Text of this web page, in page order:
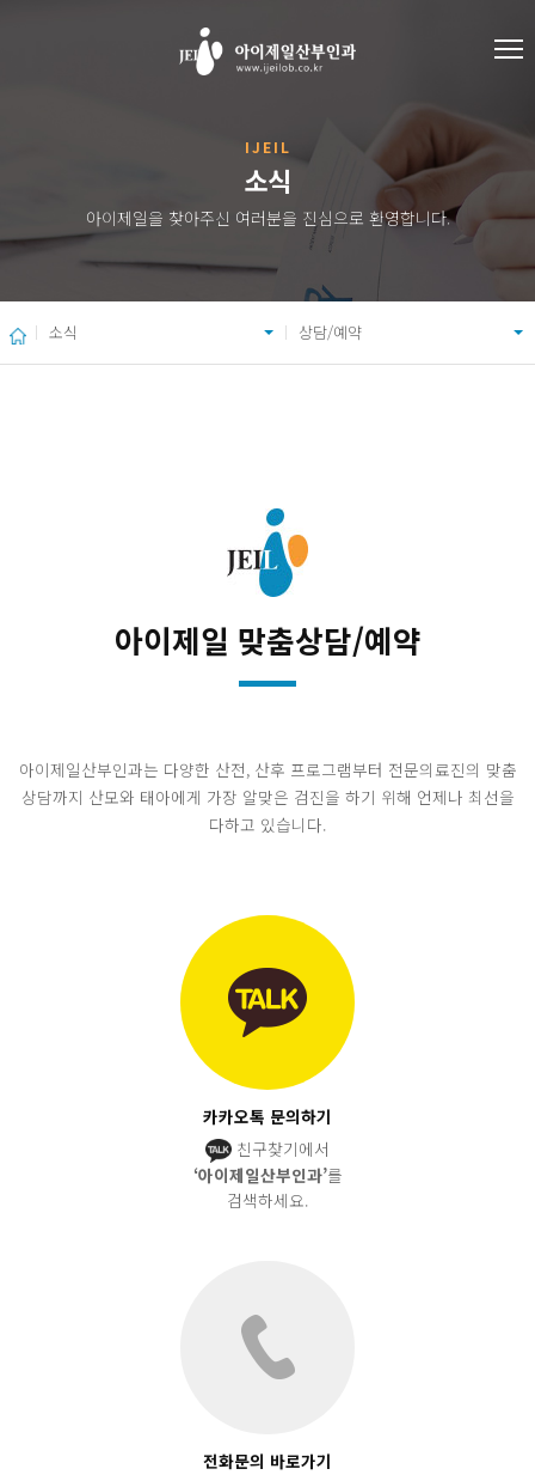
IJEIL
소식
아이제일을 찾아주신 여러분을 진심으로 환영합니다.
소식 상담/예약
아이제일 맞춤상담/예약
아이제일산부인과는 다양한 산전, 산후 프로그램부터 전문의료진의 맞춤
상담까지 산모와 태아에게 가장 알맞은 검진을 하기 위해 언제나 최선을
다하고 있습니다.
카카오톡 문의하기
친구찾기에서
‘아이제일산부인과’를
검색하세요.
전화문의 바로가기